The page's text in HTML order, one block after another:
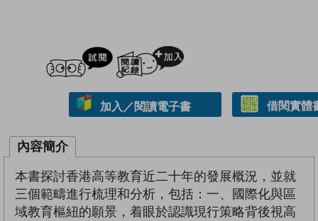
試閲
加入／閱讀電子書 借閱實體
內容簡介
本書探討香港高等教育近二十年的發展概況，並就
三個範疇進行梳理和分析，包括：一、國際化與區
域教育樞紐的願景，着眼於認識現行策略背後視高